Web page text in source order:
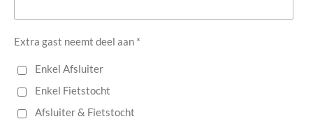
Extra gast neemt deel aan *
Enkel Afsluiter
Enkel Fietstocht
Afsluiter & Fietstocht